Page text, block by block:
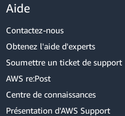
Aide
Contactez-nous
Obtenez l'aide d'experts
Soumettre un ticket de support
AWS re:Post
Centre de connaissances
Présentation d'AWS Support